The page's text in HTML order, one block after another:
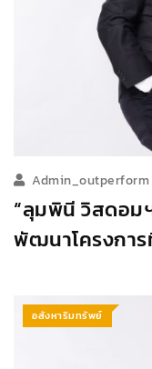
Admin_outperform
“ลุมพินี วิสดอมฯ
พัฒนาโครงกา
อสังหาริมทรัพย์